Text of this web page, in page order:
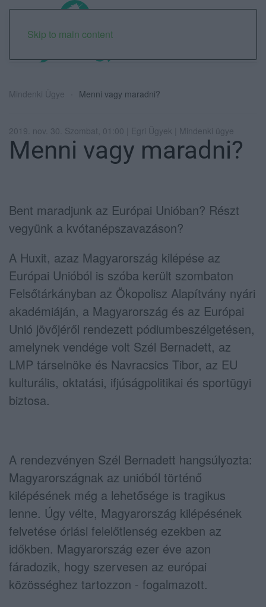
Skip to main content
Mindenki Ügye Menni vagy maradni?
2019. nov. 30. Szombat, 01:00 | Egri Ügyek | Mindenki ügye
Menni vagy maradni?
Bent maradjunk az Európai Unióban? Részt
vegyünk a kvótanépszavazáson?
A Huxit, azaz Magyarország kilépése az
Európai Unióból is szóba került szombaton
Felsőtárkányban az Ökopolisz Alapítvány nyári
akadémiáján, a Magyarország és az Európai
Unió jövőjéről rendezett pódiumbeszélgetésen,
amelynek vendége volt Szél Bernadett, az
LMP társelnöke és Navracsics Tibor, az EU
kulturális, oktatási, ifjúságpolitikai és sportügyi
biztosa.
A rendezvényen Szél Bernadett hangsúlyozta:
Magyarországnak az unióból történő
kilépésének még a lehetősége is tragikus
lenne. Úgy vélte, Magyarország kilépésének
felvetése óriási felelőtlenség ezekben az
időkben. Magyarország ezer éve azon
fáradozik, hogy szervesen az európai
közösséghez tartozzon - fogalmazott.